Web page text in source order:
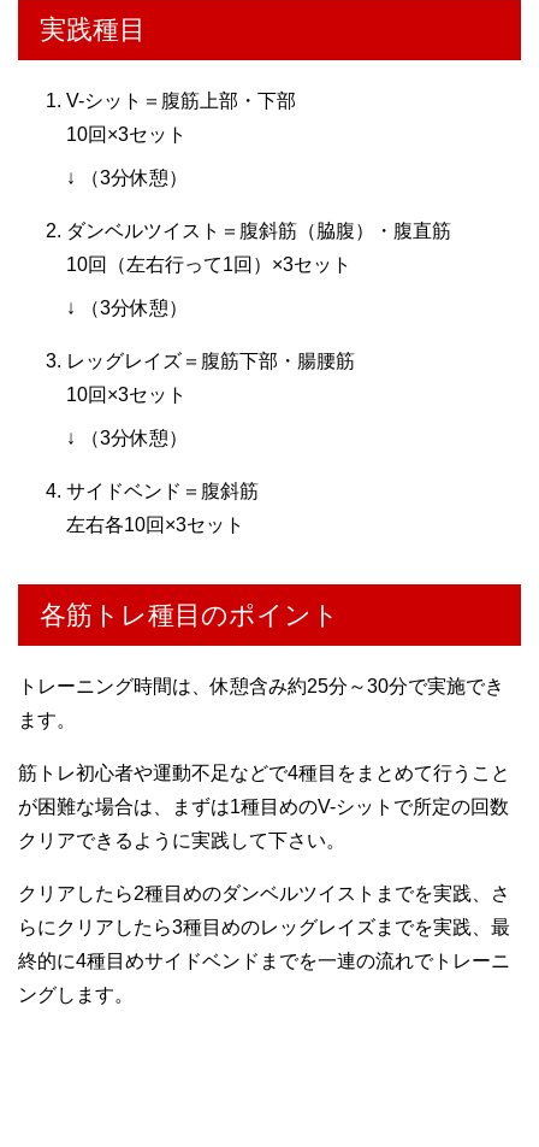
実践種目
V-シット＝腹筋上部・下部
10回×3セット
↓ （3分休憩）
ダンベルツイスト＝腹斜筋（脇腹）・腹直筋
10回（左右行って1回）×3セット
↓ （3分休憩）
レッグレイズ＝腹筋下部・腸腰筋
10回×3セット
↓ （3分休憩）
サイドベンド＝腹斜筋
左右各10回×3セット
各筋トレ種目のポイント
トレーニング時間は、休憩含み約25分～30分で実施でき
ます。
筋トレ初心者や運動不足などで4種目をまとめて行うこと
が困難な場合は、まずは1種目めのV-シットで所定の回数
クリアできるように実践して下さい。
クリアしたら2種目めのダンベルツイストまでを実践、さ
らにクリアしたら3種目めのレッグレイズまでを実践、最
終的に4種目めサイドベンドまでを一連の流れでトレーニ
ングします。